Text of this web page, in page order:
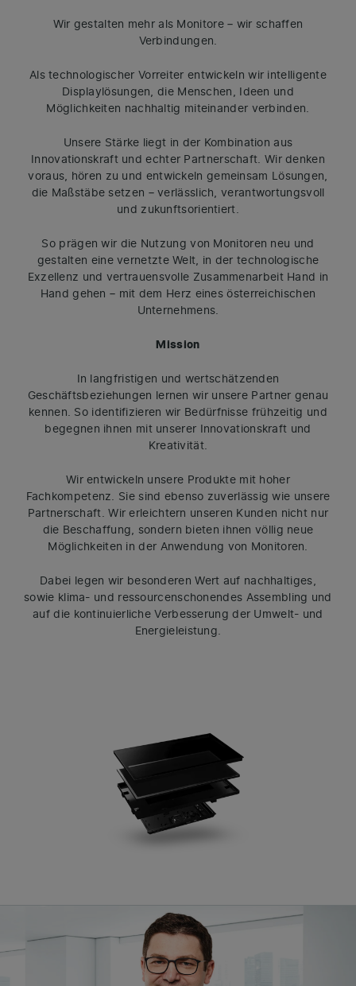
Wir gestalten mehr als Monitore – wir schaffen
Verbindungen.
Als technologischer Vorreiter entwickeln wir intelligente
Displaylösungen, die Menschen, Ideen und
Möglichkeiten nachhaltig miteinander verbinden.
Unsere Stärke liegt in der Kombination aus
Innovationskraft und echter Partnerschaft. Wir denken
voraus, hören zu und entwickeln gemeinsam Lösungen,
die Maßstäbe setzen – verlässlich, verantwortungsvoll
und zukunftsorientiert.
So prägen wir die Nutzung von Monitoren neu und
gestalten eine vernetzte Welt, in der technologische
Exzellenz und vertrauensvolle Zusammenarbeit Hand in
Hand gehen – mit dem Herz eines österreichischen
Unternehmens.
Mission
In langfristigen und wertschätzenden
Geschäftsbeziehungen lernen wir unsere Partner genau
kennen. So identifizieren wir Bedürfnisse frühzeitig und
begegnen ihnen mit unserer Innovationskraft und
Kreativität.
Wir entwickeln unsere Produkte mit hoher
Fachkompetenz. Sie sind ebenso zuverlässig wie unsere
Partnerschaft. Wir erleichtern unseren Kunden nicht nur
die Beschaffung, sondern bieten ihnen völlig neue
Möglichkeiten in der Anwendung von Monitoren.
Dabei legen wir besonderen Wert auf nachhaltiges,
sowie klima- und ressourcenschonendes Assembling und
auf die kontinuierliche Verbesserung der Umwelt- und
Energieleistung.